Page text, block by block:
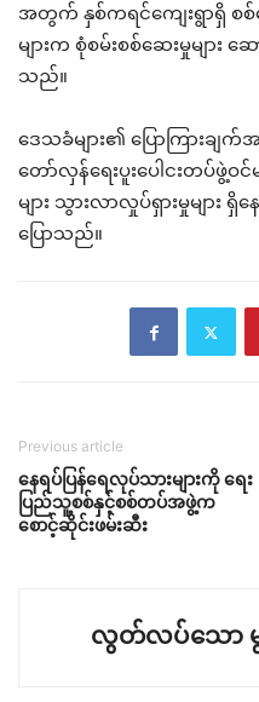
အတွက် နှစ်ကရင်ကျေးရွာရှိ
များက စုံစမ်းစစ်ဆေးမှုမျာ
သည်။
ဒေသခံများ၏ ပြောကြားခ
တော်လှန်ရေးပူးပေါငးတပ်ဖွဲ့
များ သွားလာလှုပ်ရှားမှုများ
ပြောသည်။
Previous article
နေရပ်ပြန်ရေလုပ်သားများကို ရေး
ပြည်သူ့စစ်နှင့်စစ်တပ်အဖွဲ့က
စောင့်ဆိုင်းဖမ်းဆီး
လွတ်လပ်သော မွ